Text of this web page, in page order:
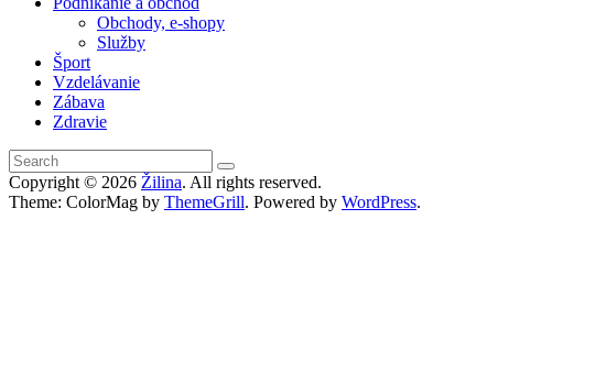
Obchody, e-shopy
Služby
Šport
Vzdelávanie
Zábava
Zdravie
Copyright © 2026 Žilina. All rights reserved.
Theme: ColorMag by ThemeGrill. Powered by WordPress.